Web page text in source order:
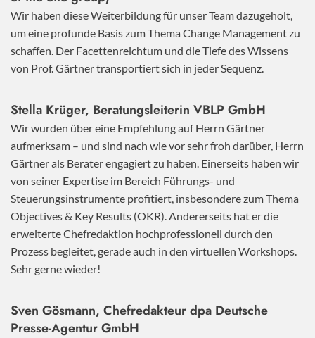
Wir haben diese Weiterbildung für unser Team dazugeholt,
um eine profunde Basis zum Thema Change Management zu
schaffen. Der Facettenreichtum und die Tiefe des Wissens
von Prof. Gärtner transportiert sich in jeder Sequenz.
Stella Krüger, Beratungsleiterin VBLP GmbH
Wir wurden über eine Empfehlung auf Herrn Gärtner
aufmerksam – und sind nach wie vor sehr froh darüber, Herrn
Gärtner als Berater engagiert zu haben. Einerseits haben wir
von seiner Expertise im Bereich Führungs- und
Steuerungsinstrumente profitiert, insbesondere zum Thema
Objectives & Key Results (OKR). Andererseits hat er die
erweiterte Chefredaktion hochprofessionell durch den
Prozess begleitet, gerade auch in den virtuellen Workshops.
Sehr gerne wieder!
Sven Gösmann, Chefredakteur dpa Deutsche
Presse-Agentur GmbH